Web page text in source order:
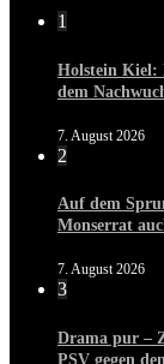
1
Holstein Kiel:
dem
7. August 2026
2
Auf dem
Monserrat
7. August 2026
3
Drama pur –
PSV gegen